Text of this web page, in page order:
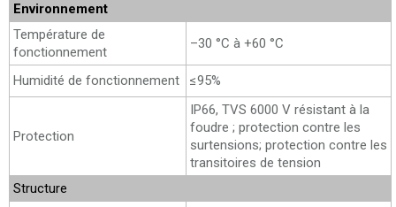
Environnement
Température de
fonctionnement
–30 °C à +60 °C
Humidité de fonctionnement ≤95%
Protection
IP66, TVS 6000 V résistant à la
foudre ; protection contre les
surtensions; protection contre les
transitoires de tension
Structure